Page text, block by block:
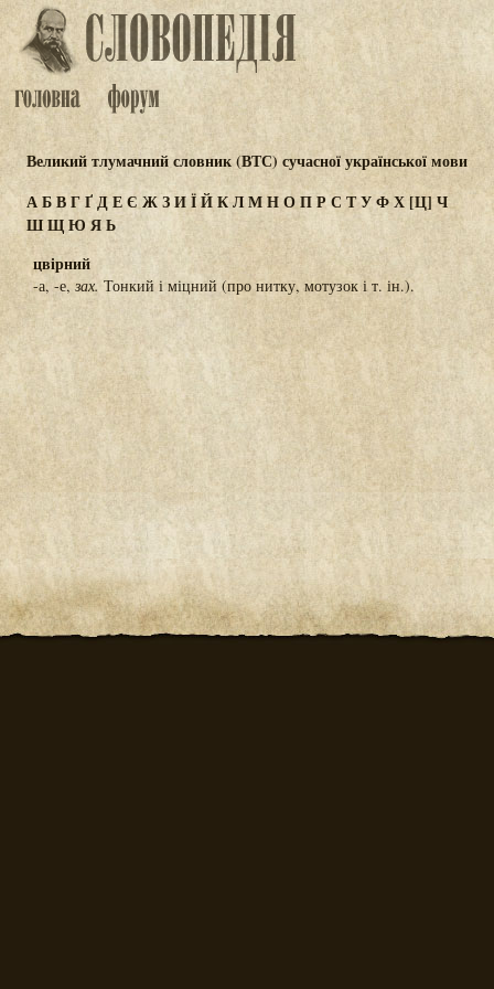
Великий тлумачний словник (ВТС) сучасної української мови
АБВГҐДЕЄ ЖЗИЇЙКЛМНОПРС ТУФХ [Ц] Ч
ШЩЮЯЬ
цвірний
-а, -е,зах. Тонкий і міцний (про нитку, мотузок і т. ін.).